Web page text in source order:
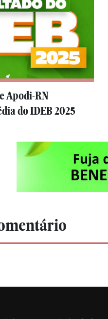
Apodi-RN
do IDEB 2025